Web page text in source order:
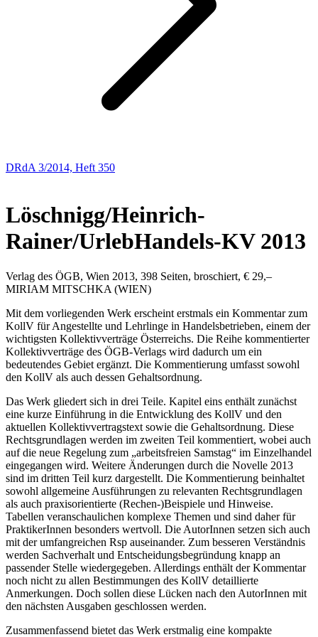
DRdA 3/2014, Heft 350
Löschnigg/Heinrich-
Rainer/UrlebHandels-KV 2013
Verlag des ÖGB, Wien 2013, 398 Seiten, broschiert, € 29,–
MIRIAM MITSCHKA (WIEN)
Mit dem vorliegenden Werk erscheint erstmals ein Kommentar zum
KollV für Angestellte und Lehrlinge in Handelsbetrieben, einem der
wichtigsten Kollektivverträge Österreichs. Die Reihe kommentierter
Kollektivverträge des ÖGB-Verlags wird dadurch um ein
bedeutendes Gebiet ergänzt. Die Kommentierung umfasst sowohl
den KollV als auch dessen Gehaltsordnung.
Das Werk gliedert sich in drei Teile. Kapitel eins enthält zunächst
eine kurze Einführung in die Entwicklung des KollV und den
aktuellen Kollektivvertragstext sowie die Gehaltsordnung. Diese
Rechtsgrundlagen werden im zweiten Teil kommentiert, wobei auch
auf die neue Regelung zum „arbeitsfreien Samstag“ im Einzelhandel
eingegangen wird. Weitere Änderungen durch die Novelle 2013
sind im dritten Teil kurz dargestellt. Die Kommentierung beinhaltet
sowohl allgemeine Ausführungen zu relevanten Rechtsgrundlagen
als auch praxisorientierte (Rechen-)Beispiele und Hinweise.
Tabellen veranschaulichen komplexe Themen und sind daher für
PraktikerInnen besonders wertvoll. Die AutorInnen setzen sich auch
mit der umfangreichen Rsp auseinander. Zum besseren Verständnis
werden Sachverhalt und Entscheidungsbegründung knapp an
passender Stelle wiedergegeben. Allerdings enthält der Kommentar
noch nicht zu allen Bestimmungen des KollV detaillierte
Anmerkungen. Doch sollen diese Lücken nach den AutorInnen mit
den nächsten Ausgaben geschlossen werden.
Zusammenfassend bietet das Werk erstmalig eine kompakte